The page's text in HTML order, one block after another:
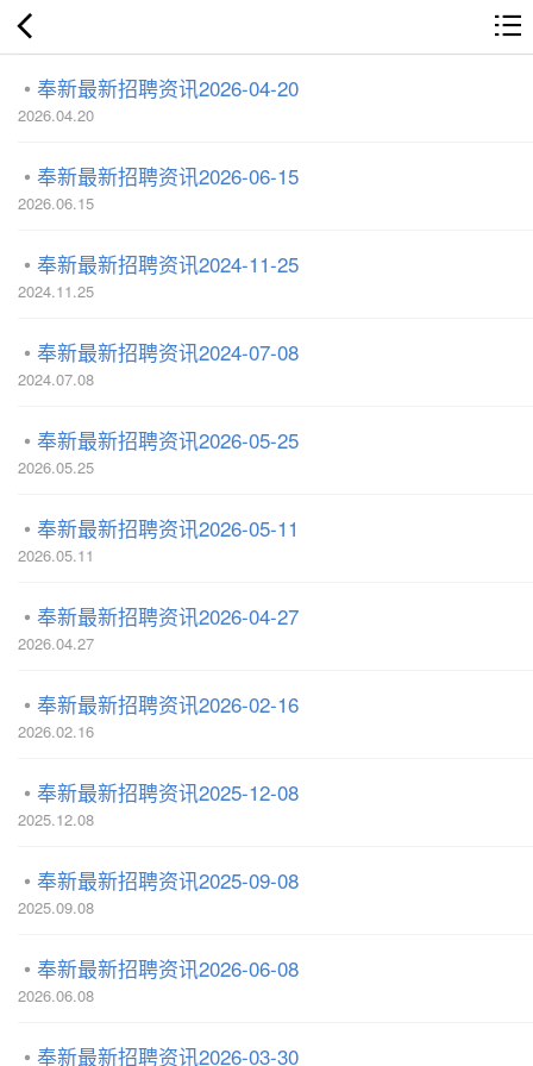
奉新最新招聘资讯2026-04-20
2026.04.20
奉新最新招聘资讯2026-06-15
2026.06.15
奉新最新招聘资讯2024-11-25
2024.11.25
奉新最新招聘资讯2024-07-08
2024.07.08
奉新最新招聘资讯2026-05-25
2026.05.25
奉新最新招聘资讯2026-05-11
2026.05.11
奉新最新招聘资讯2026-04-27
2026.04.27
奉新最新招聘资讯2026-02-16
2026.02.16
奉新最新招聘资讯2025-12-08
2025.12.08
奉新最新招聘资讯2025-09-08
2025.09.08
奉新最新招聘资讯2026-06-08
2026.06.08
奉新最新招聘资讯2026-03-30